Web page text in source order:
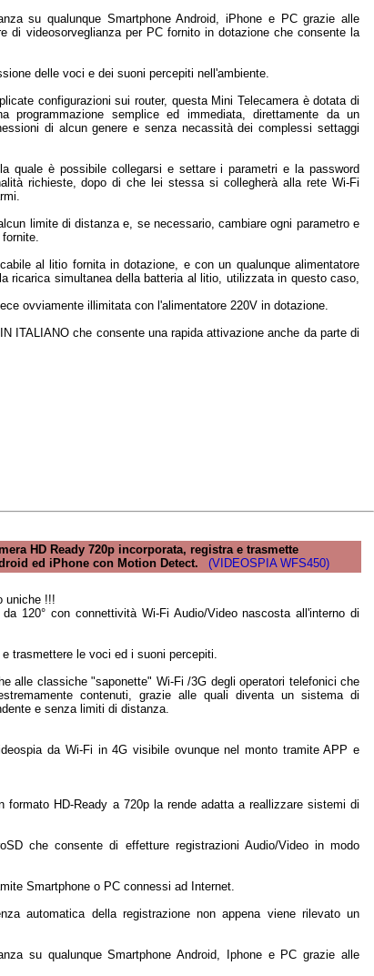
su qualunque Smartphone Android, iPhone e PC grazie alle
di videosorveglianza per PC fornito in dotazione che consente la
delle voci e dei suoni percepiti nell'ambiente.
configurazioni sui router, questa Mini Telecamera è dotata di
programmazione semplice ed immediata, direttamente da un
di alcun genere e senza necassità dei complessi settaggi
quale è possibile collegarsi e settare i parametri e la password
richieste, dopo di che lei stessa si collegherà alla rete Wi-Fi
limite di distanza e, se necessario, cambiare ogni parametro e
al litio fornita in dotazione, e con un qualunque alimentatore
ricarica simultanea della batteria al litio, utilizzata in questo caso,
ovviamente illimitata con l'alimentatore 220V in dotazione.
ITALIANO che consente una rapida attivazione anche da parte di
HD Ready 720p incorporata, registra e trasmette
ed iPhone con Motion Detect.
(VIDEOSPIA WFS450)
uniche !!!
120° con connettività Wi-Fi Audio/Video nascosta all'interno di
trasmettere le voci ed i suoni percepiti.
alle classiche "saponette" Wi-Fi /3G degli operatori telefonici che
contenuti, grazie alle quali diventa un sistema di
e senza limiti di distanza.
da Wi-Fi in 4G visibile ovunque nel monto tramite APP e
HD-Ready a 720p la rende adatta a reallizzare sistemi di
che consente di effetture registrazioni Audio/Video in modo
Smartphone o PC connessi ad Internet.
automatica della registrazione non appena viene rilevato un
su qualunque Smartphone Android, Iphone e PC grazie alle